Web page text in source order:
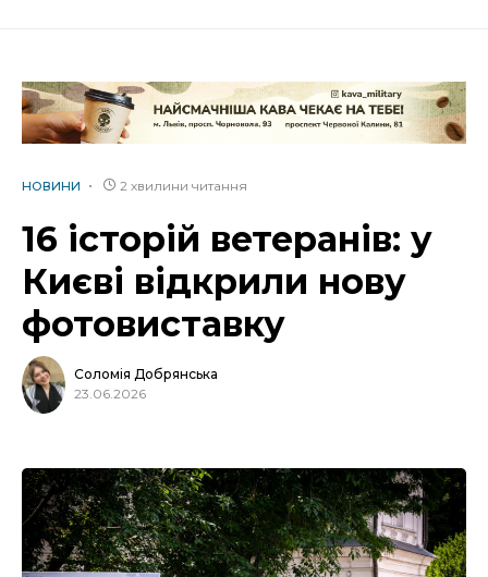
НОВИНИ 2 хвилини читання
16 історій ветеранів: у
Києві відкрили нову
фотовиставку
Соломія Добрянська
23.06.2026